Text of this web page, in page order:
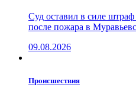
Суд оставил в силе
после пожара в
09.08.2026
Проиcшествия